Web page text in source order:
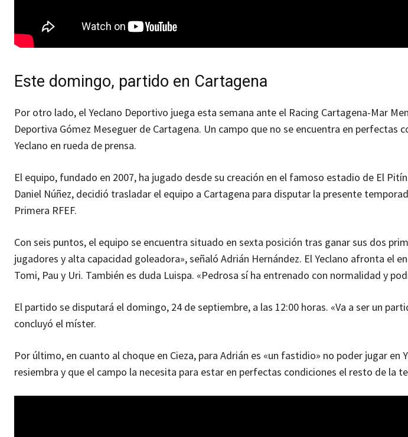
Este domingo, partido en Cartagena
Por otro lado, el Yeclano Deportivo juega esta semana ante el Racing Cartagena-Mar
Deportiva Gómez Meseguer de Cartagena. Un campo que no se encuentra en perfectas
Yeclano en rueda de prensa.
El equipo, fundado en 2007, ha jugado desde su creación en el famoso estadio de El
Daniel Núñez, decidió trasladar el equipo a Cartagena para disputar la presente
Primera RFEF.
Con seis puntos, el equipo se encuentra situado en sexta posición tras ganar sus dos
jugadores y alta capacidad goleadora», señaló Adrián Hernández. El Yeclano afronta el
Tomi, Pau y Uri. También es duda Luispa. «Pedrosa sí ha entrenado con normalidad y
El partido se disputará el domingo, 24 de septiembre, a las 12:00 horas. «Va a ser un
concluyó el míster.
Por último, en cuanto al choque en Cieza, para Adrián es «un fastidio» no poder jugar en
resiembra y que el campo la necesita para estar en perfectas condiciones el resto de la